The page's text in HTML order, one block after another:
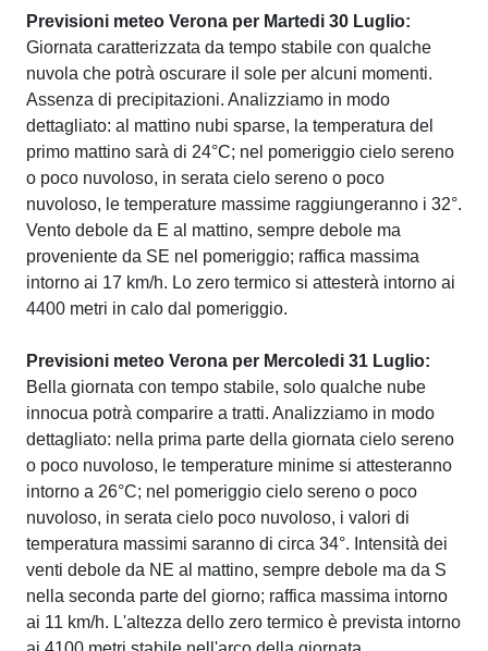
Previsioni meteo Verona per Martedi 30 Luglio:
Giornata caratterizzata da tempo stabile con qualche
nuvola che potrà oscurare il sole per alcuni momenti.
Assenza di precipitazioni. Analizziamo in modo
dettagliato: al mattino nubi sparse, la temperatura del
primo mattino sarà di 24°C; nel pomeriggio cielo sereno
o poco nuvoloso, in serata cielo sereno o poco
nuvoloso, le temperature massime raggiungeranno i 32°.
Vento debole da E al mattino, sempre debole ma
proveniente da SE nel pomeriggio; raffica massima
intorno ai 17 km/h. Lo zero termico si attesterà intorno ai
4400 metri in calo dal pomeriggio.
Previsioni meteo Verona per Mercoledi 31 Luglio:
Bella giornata con tempo stabile, solo qualche nube
innocua potrà comparire a tratti. Analizziamo in modo
dettagliato: nella prima parte della giornata cielo sereno
o poco nuvoloso, le temperature minime si attesteranno
intorno a 26°C; nel pomeriggio cielo sereno o poco
nuvoloso, in serata cielo poco nuvoloso, i valori di
temperatura massimi saranno di circa 34°. Intensità dei
venti debole da NE al mattino, sempre debole ma da S
nella seconda parte del giorno; raffica massima intorno
ai 11 km/h. L'altezza dello zero termico è prevista intorno